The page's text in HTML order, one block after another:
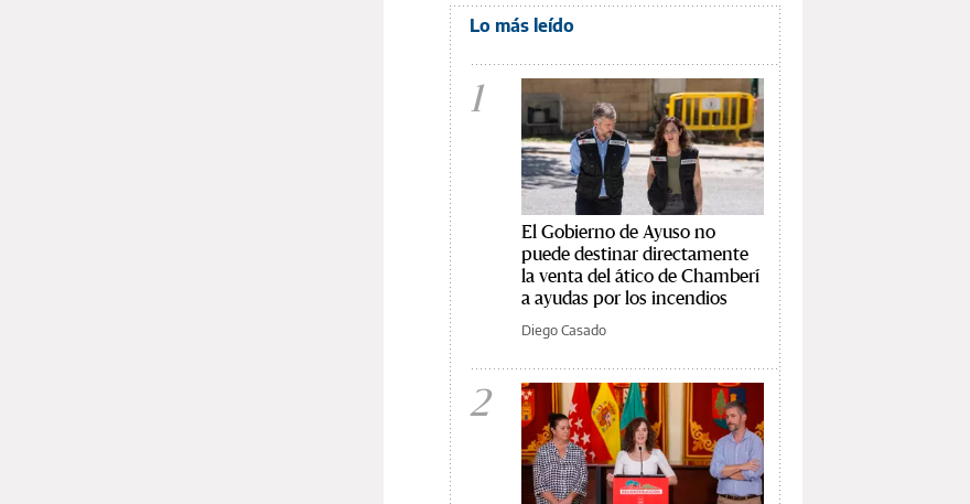
Lo más leído
1
El Gobierno de Ayuso no
puede destinar directamente
la venta del ático de Chamberí
a ayudas por los incendios
Diego Casado
2